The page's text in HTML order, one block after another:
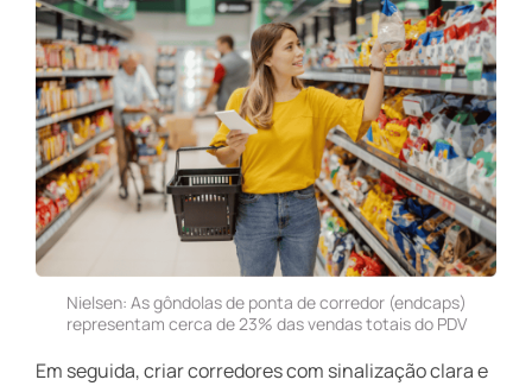
Nielsen: As gôndolas de ponta de corredor (endcaps)
representam cerca de 23% das vendas totais do PDV
Em seguida, criar corredores com sinalização clara e